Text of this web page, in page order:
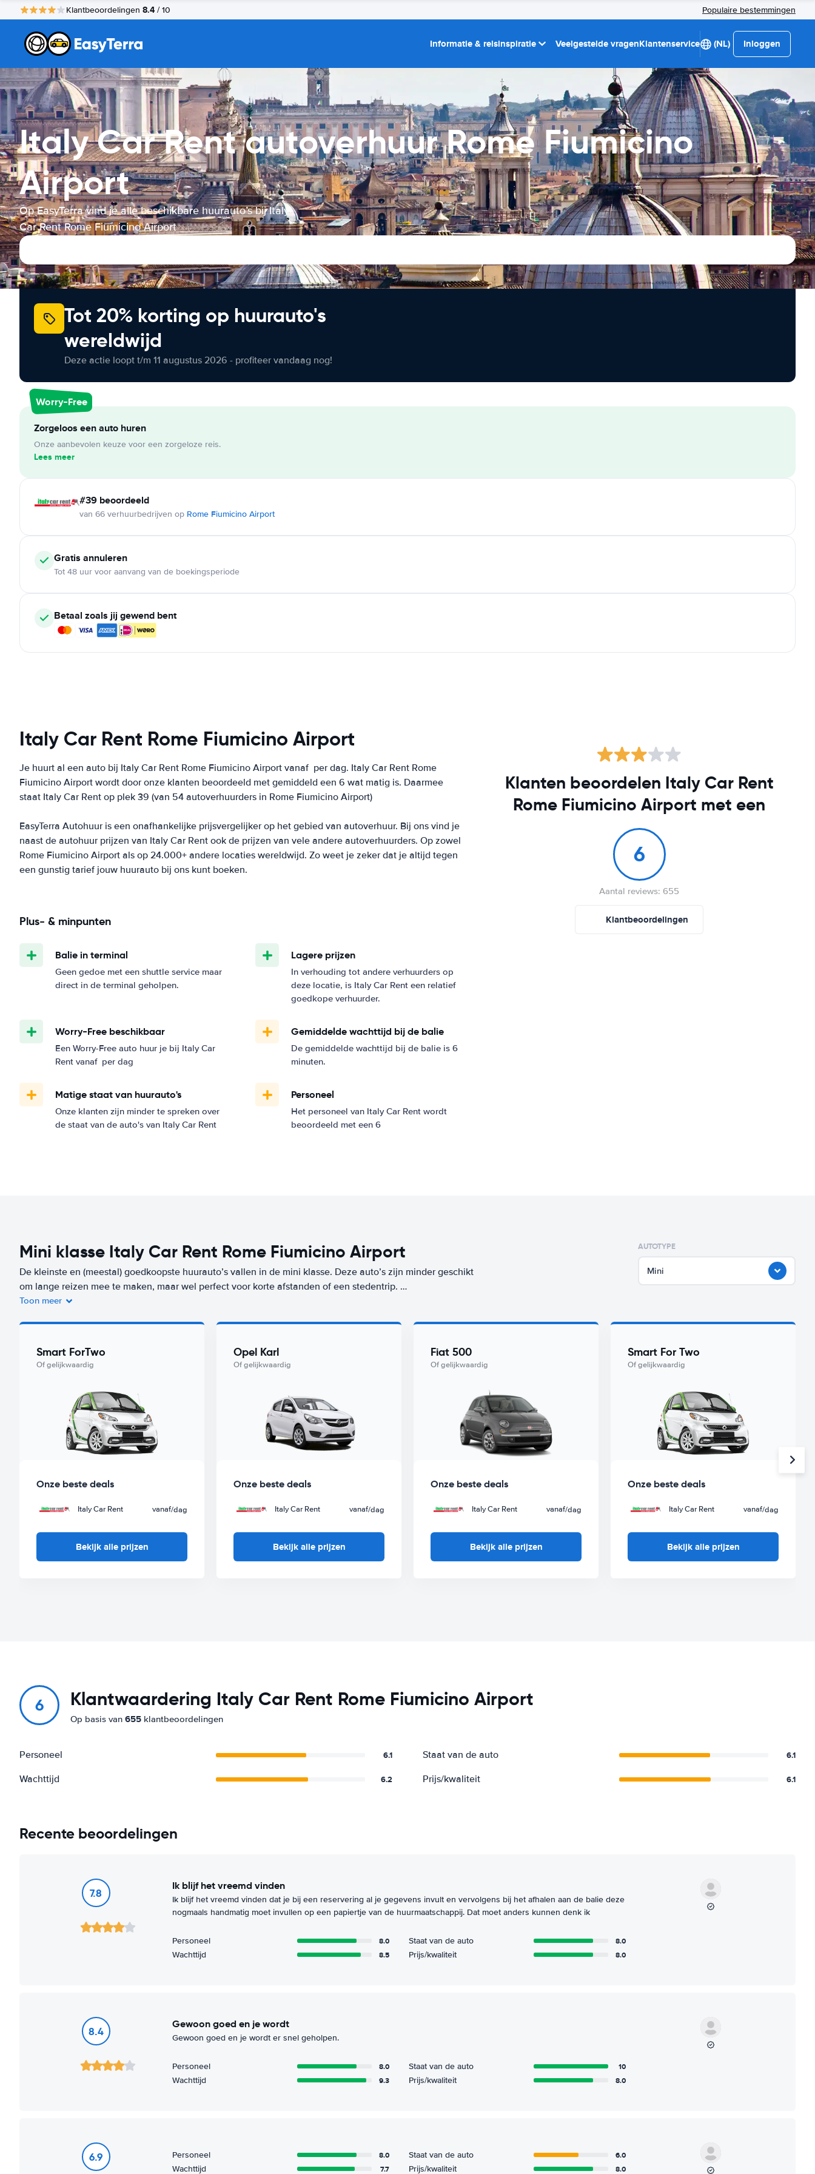
Klantbeoordelingen 8.4 / 10 Populaire bestemmingen
Informatie & reisinspiratie Veelgestelde vragenKlantenservice (NL) Inloggen
Italy Car Rent autoverhuur Rome Fiumicino
Airport
Op EasyTerra vind je alle beschikbare huurauto’s bij Italy
Car Rent Rome Fiumicino Airport
Tot 20% korting op huurauto's
wereldwijd
Deze actie loopt t/m 11 augustus 2026 - profiteer vandaag nog!
Worry-Free
Zorgeloos een auto huren
Onze aanbevolen keuze voor een zorgeloze reis.
Lees meer
#39 beoordeeld
van 66 verhuurbedrijven op Rome Fiumicino Airport
Gratis annuleren
Tot 48 uur voor aanvang van de boekingsperiode
Betaal zoals jij gewend bent
Italy Car Rent Rome Fiumicino Airport
Je huurt al een auto bij Italy Car Rent Rome Fiumicino Airport vanaf per dag. Italy Car Rent Rome
Fiumicino Airport wordt door onze klanten beoordeeld met gemiddeld een 6 wat matig is. Daarmee
staat Italy Car Rent op plek 39 (van 54 autoverhuurders in Rome Fiumicino Airport)
EasyTerra Autohuur is een onafhankelijke prijsvergelijker op het gebied van autoverhuur. Bij ons vind je
naast de autohuur prijzen van Italy Car Rent ook de prijzen van vele andere autoverhuurders. Op zowel
Rome Fiumicino Airport als op 24.000+ andere locaties wereldwijd. Zo weet je zeker dat je altijd tegen
een gunstig tarief jouw huurauto bij ons kunt boeken.
Plus- & minpunten
Balie in terminal
Geen gedoe met een shuttle service maar
direct in de terminal geholpen.
Lagere prijzen
In verhouding tot andere verhuurders op
deze locatie, is Italy Car Rent een relatief
goedkope verhuurder.
Worry-Free beschikbaar
Een Worry-Free auto huur je bij Italy Car
Rent vanaf per dag
Gemiddelde wachttijd bij de balie
De gemiddelde wachttijd bij de balie is 6
minuten.
Matige staat van huurauto's
Onze klanten zijn minder te spreken over
de staat van de auto's van Italy Car Rent
Personeel
Het personeel van Italy Car Rent wordt
beoordeeld met een 6
Klanten beoordelen Italy Car Rent
Rome Fiumicino Airport met een
6
Aantal reviews: 655
Klantbeoordelingen
Mini klasse Italy Car Rent Rome Fiumicino Airport
De kleinste en (meestal) goedkoopste huurauto’s vallen in de mini klasse. Deze auto’s zijn minder geschikt
om lange reizen mee te maken, maar wel perfect voor korte afstanden of een stedentrip.
Fiumicino Airport) vanaf
per dag. Zorgeloos op reis? Kies dan voor ons Worry-Free label. De goedkoopste
auto uit deze klasse met Worry-Free label huur je vanaf/dag bij Italy Car Rent.
Toon meer
AUTOTYPE
Mini
Smart ForTwo
Of gelijkwaardig
Onze beste deals
Italy Car Rent vanaf/dag
Bekijk alle prijzen
Opel Karl
Of gelijkwaardig
Onze beste deals
Italy Car Rent vanaf/dag
Bekijk alle prijzen
Fiat 500
Of gelijkwaardig
Onze beste deals
Italy Car Rent vanaf/dag
Bekijk alle prijzen
Smart For Two
Of gelijkwaardig
Onze beste deals
Italy Car Rent vanaf/dag
Bekijk alle prijzen
6 Klantwaardering Italy Car Rent Rome Fiumicino Airport
Op basis van 655 klantbeoordelingen
Personeel 6.1 Staat van de auto 6.1
Wachttijd 6.2 Prijs/kwaliteit 6.1
Recente beoordelingen
7.8
Ik blijf het vreemd vinden
Ik blijf het vreemd vinden dat je bij een reservering al je gegevens invult en vervolgens bij het afhalen aan de balie deze
nogmaals handmatig moet invullen op een papiertje van de huurmaatschappij. Dat moet anders kunnen denk ik
Personeel 8.0 Staat van de auto 8.0
Wachttijd 8.5 Prijs/kwaliteit 8.0
8.4
Gewoon goed en je wordt
Gewoon goed en je wordt er snel geholpen.
Personeel 8.0 Staat van de auto 10
Wachttijd 9.3 Prijs/kwaliteit 8.0
6.9 Personeel 8.0 Staat van de auto 6.0
Wachttijd 7.7 Prijs/kwaliteit 8.0